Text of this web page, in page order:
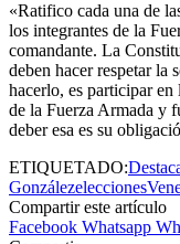
«Ratifico cada una de
los integrantes de la
comandante. La
deben hacer respetar la
hacerlo, es participar
de la Fuerza Armada y
deber esa es su
ETIQUETADO:
Gonzálezelecciones
Compartir este artículo
Facebook Whatsapp